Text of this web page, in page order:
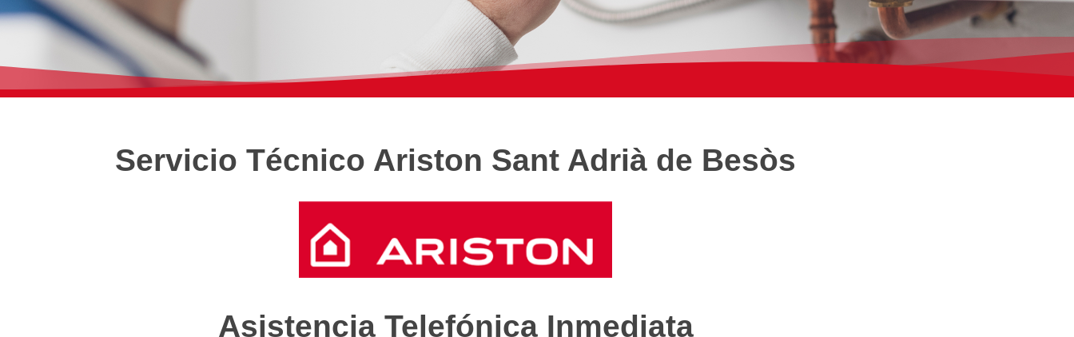
Servicio Técnico Ariston Sant Adrià de Besòs
Asistencia Telefónica Inmediata